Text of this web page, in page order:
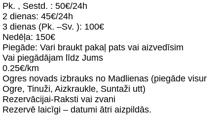
Pk. , Sestd. : 50€/24h
2 dienas: 45€/24h
3 dienas (Pk. –Sv. ): 100€
Nedēļa: 150€
Piegāde: Vari braukt pakaļ pats vai aizvedīsim
Vai piegādājam līdz Jums
0.25€/km
Ogres novads izbrauks no Madlienas (piegāde visur
Ogre, Tinuži, Aizkraukle, Suntaži utt)
Rezervācijai-Raksti vai zvani
Rezervē laicīgi – datumi ātri aizpildās.